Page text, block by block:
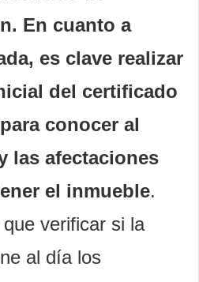
En cuanto a
es clave realizar
del certificado
conocer al
las afectaciones
el inmueble.
verificar si la
al día los